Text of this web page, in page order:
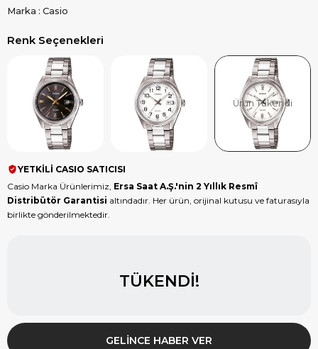
Marka : Casio
Renk Seçenekleri
Ürün Tükendi
YETKİLİ CASIO SATICISI
Casio Marka Ürünlerimiz, Ersa Saat A.Ş.'nin 2 Yıllık Resmî
Distribütör Garantisi altındadır. Her ürün, orijinal kutusu ve faturasıyla
birlikte gönderilmektedir.
TÜKENDI!
GELINCE HABER VER